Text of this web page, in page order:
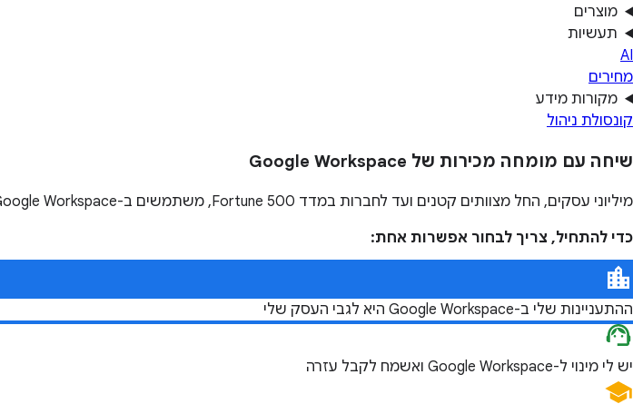
מוצרים
תעשיות
AI
מחירים
מקורות מידע
קונסולת ניהול
שיחה עם מומחה מכירות של Google Workspace
מיליוני עסקים, החל מצוותים קטנים ועד לחברות במדד Fortune 500, משתמשים ב-Google Workspace כדי להגיע להישגים הכי טובים בעבודה.
כדי להתחיל, צריך לבחור אפשרות אחת:
ההתעניינות שלי ב-Google Workspace היא לגבי העסק שלי
יש לי מינוי ל-Google Workspace ואשמח לקבל עזרה